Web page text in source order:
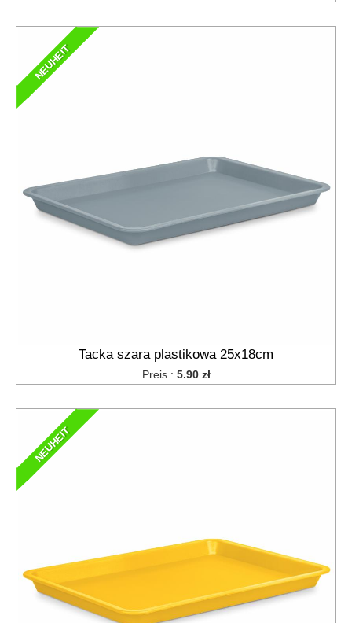
NEUHEIT
Tacka szara plastikowa 25x18cm
Preis : 5.90 zł
NEUHEIT